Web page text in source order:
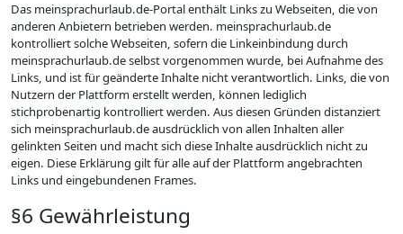
Das meinsprachurlaub.de-Portal enthält Links zu Webseiten, die von
anderen Anbietern betrieben werden. meinsprachurlaub.de
kontrolliert solche Webseiten, sofern die Linkeinbindung durch
meinsprachurlaub.de selbst vorgenommen wurde, bei Aufnahme des
Links, und ist für geänderte Inhalte nicht verantwortlich. Links, die von
Nutzern der Plattform erstellt werden, können lediglich
stichprobenartig kontrolliert werden. Aus diesen Gründen distanziert
sich meinsprachurlaub.de ausdrücklich von allen Inhalten aller
gelinkten Seiten und macht sich diese Inhalte ausdrücklich nicht zu
eigen. Diese Erklärung gilt für alle auf der Plattform angebrachten
Links und eingebundenen Frames.
§6 Gewährleistung